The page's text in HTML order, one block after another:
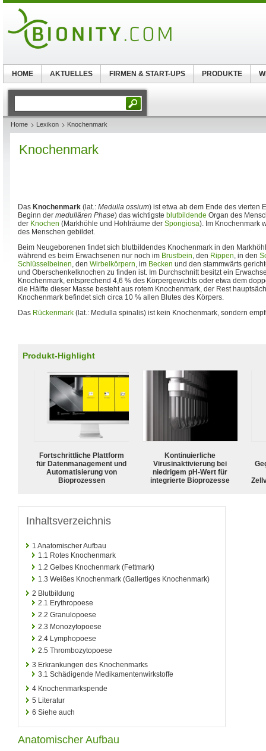
Home Lexikon Knochenmark
Knochenmark
Das Knochenmark (lat.: Medulla ossium) ist etwa ab dem Ende des vierten
Beginn der medullären Phase) das wichtigste blutbildende Organ des
der Knochen (Markhöhle und Hohlräume der Spongiosa). Im Knochenmark
des Menschen gebildet.
Beim Neugeborenen findet sich blutbildendes Knochenmark in den
während es beim Erwachsenen nur noch im Brustbein, den Rippen, in den
Schlüsselbeinen, den Wirbelkörpern, im Becken und den stammwärts
und Oberschenkelknochen zu finden ist. Im Durchschnitt besitzt ein
Knochenmark, entsprechend 4,6 % des Körpergewichts oder etwa dem
die Hälfte dieser Masse besteht aus rotem Knochenmark, der Rest
Knochenmark befindet sich circa 10 % allen Blutes des Körpers.
Das Rückenmark (lat.: Medulla spinalis) ist kein Knochenmark, sondern
Produkt-Highlight
Fortschrittliche Plattform
für Datenmanagement und
Automatisierung von
Bioprozessen
Kontinuierliche
Virusinaktivierung bei
niedrigem pH-Wert für
integrierte Bioprozesse
Inhaltsverzeichnis
1 Anatomischer Aufbau
1.1 Rotes Knochenmark
1.2 Gelbes Knochenmark (Fettmark)
1.3 Weißes Knochenmark (Gallertiges Knochenmark)
2 Blutbildung
2.1 Erythropoese
2.2 Granulopoese
2.3 Monozytopoese
2.4 Lymphopoese
2.5 Thrombozytopoese
3 Erkrankungen des Knochenmarks
3.1 Schädigende Medikamentenwirkstoffe
4 Knochenmarkspende
5 Literatur
6 Siehe auch
Anatomischer Aufbau
HOME AKTUELLES FIRMEN & START-UPS PRODUKTE